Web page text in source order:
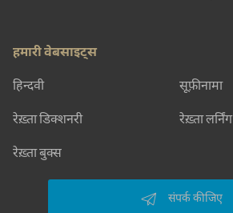
हमारी वेबसाइट्स
हिन्दवी सूफ़ीनामा
रेख़्ता डिक्शनरी रेख़्ता लर्निंग
रेख़्ता बुक्स
संपर्क कीजिए